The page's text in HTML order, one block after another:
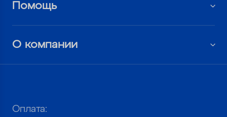
Помощь
О компании
Оплата: